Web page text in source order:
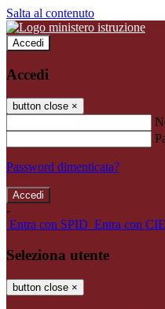
Salta al contenuto
Accedi
Accedi
button close ×
Password dimenticata?
-
Entra con SPID Entra con CIE
Seleziona utente
button close ×